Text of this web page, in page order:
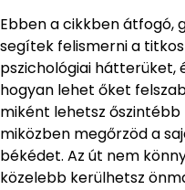
Ebben a cikkben átfogó,
segítek felismerni a
pszichológiai hátterüket,
hogyan lehet őket
miként lehetsz
miközben megőrzöd a
békédet. Az út nem
közelebb kerülhetsz